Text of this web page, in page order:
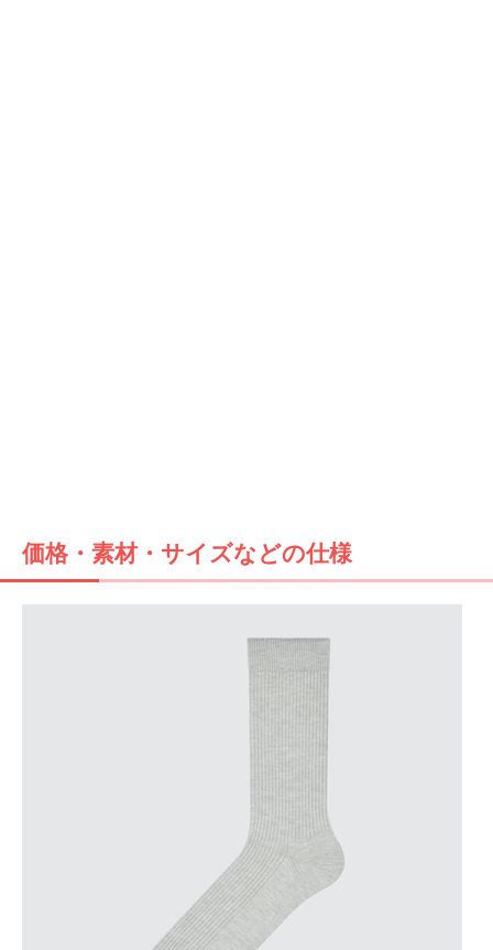
価格・素材・サイズなどの仕様